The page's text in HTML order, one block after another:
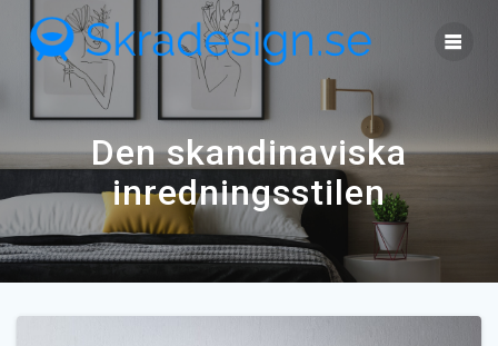
to
content
Den skandinaviska
inredningsstilen